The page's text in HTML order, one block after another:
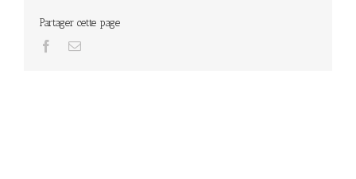
Partager cette page